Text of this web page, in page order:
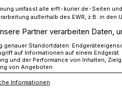
erhalten
umfasst alle erft-kurier.de-Seiten
außerhalb des EWR, z.B. in den
Partner verarbeiten Daten,
genauer Standortdaten.
auf Informationen auf einem
und der Performance von Inhalten,
von Angeboten.
Informationen